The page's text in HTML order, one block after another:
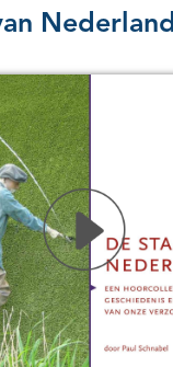
Nederland